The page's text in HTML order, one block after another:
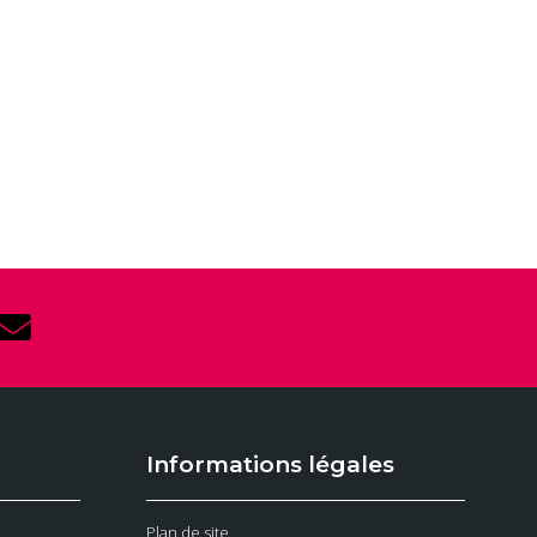
Informations légales
Plan de site